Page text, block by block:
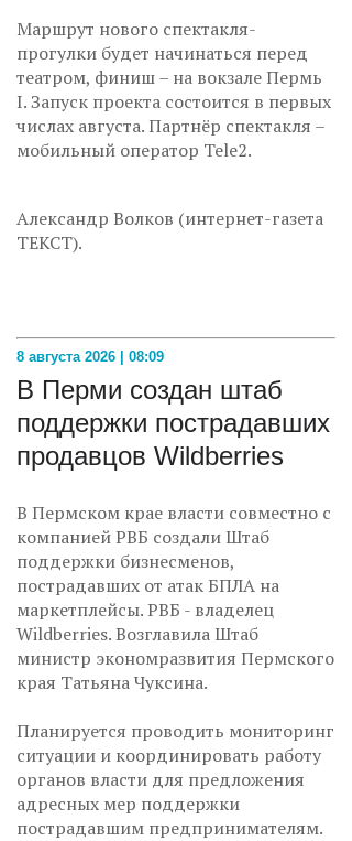
Маршрут нового спектакля-
прогулки будет начинаться перед
театром, финиш – на вокзале Пермь
I. Запуск проекта состоится в первых
числах августа. Партнёр спектакля –
мобильный оператор Tele2.
Александр Волков (интернет-газета
ТЕКСТ).
8 августа 2026 | 08:09
В Перми создан штаб
поддержки пострадавших
продавцов Wildberries
В Пермском крае власти совместно с
компанией РВБ создали Штаб
поддержки бизнесменов,
пострадавших от атак БПЛА на
маркетплейсы. РВБ - владелец
Wildberries. Возглавила Штаб
министр экономразвития Пермского
края Татьяна Чуксина.
Планируется проводить мониторинг
ситуации и координировать работу
органов власти для предложения
адресных мер поддержки
пострадавшим предпринимателям.